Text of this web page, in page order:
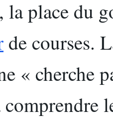
la place du
de courses.
« cherche
comprendre